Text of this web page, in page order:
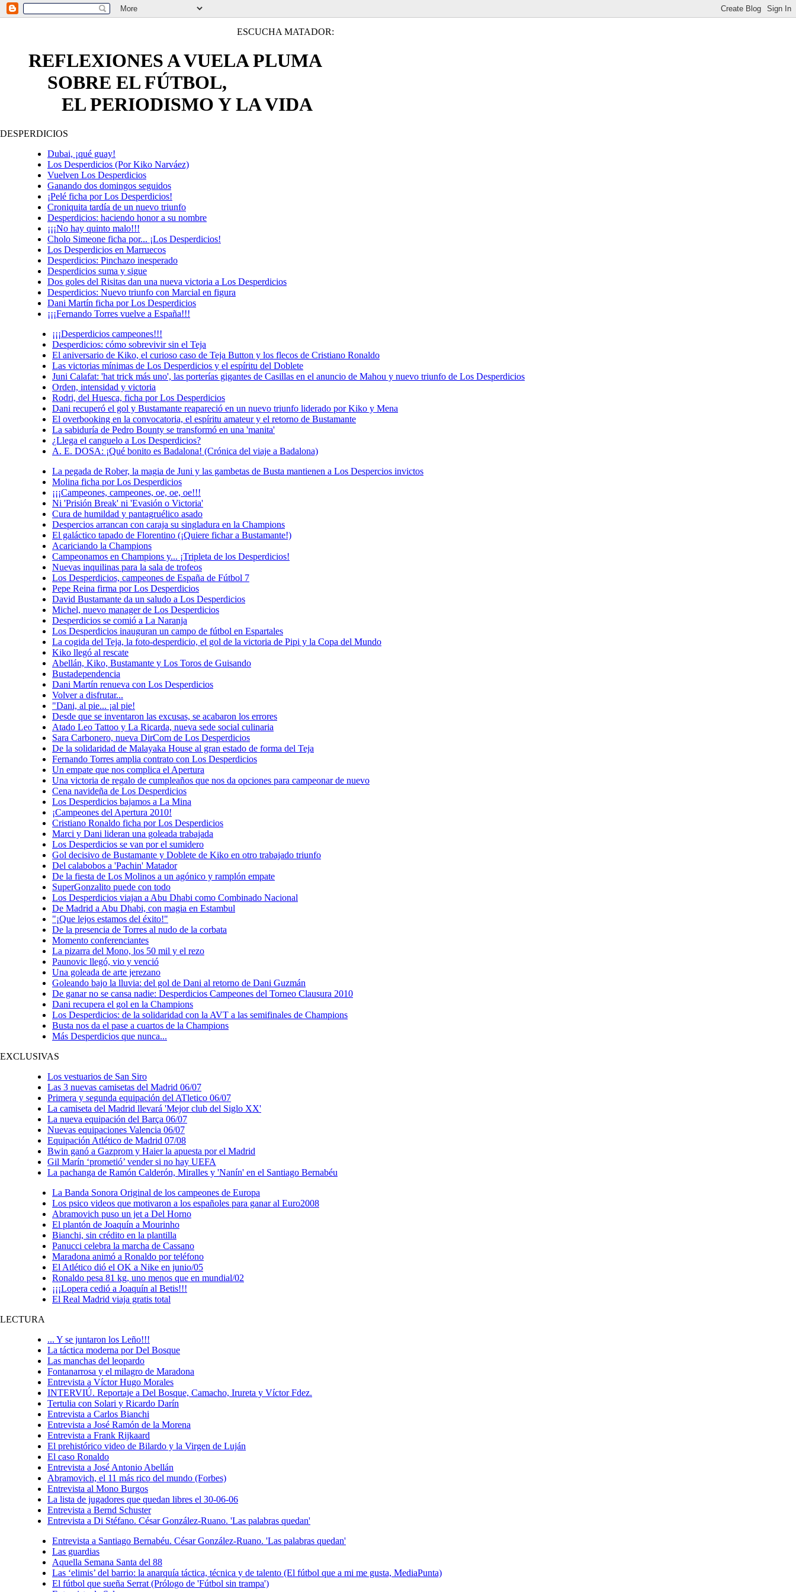
ESCUCHA MATADOR:
REFLEXIONES A VUELA PLUMA
SOBRE EL FÚTBOL,
EL PERIODISMO Y LA VIDA
DESPERDICIOS
Dubai, ¡qué guay!
Los Desperdicios (Por Kiko Narváez)
Vuelven Los Desperdicios
Ganando dos domingos seguidos
¡Pelé ficha por Los Desperdicios!
Croniquita tardía de un nuevo triunfo
Desperdicios: haciendo honor a su nombre
¡¡¡No hay quinto malo!!!
Cholo Simeone ficha por... ¡Los Desperdicios!
Los Desperdicios en Marruecos
Desperdicios: Pinchazo inesperado
Desperdicios suma y sigue
Dos goles del Risitas dan una nueva victoria a Los Desperdicios
Desperdicios: Nuevo triunfo con Marcial en figura
Dani Martín ficha por Los Desperdicios
¡¡¡Fernando Torres vuelve a España!!!
¡¡¡Desperdicios campeones!!!
Desperdicios: cómo sobrevivir sin el Teja
El aniversario de Kiko, el curioso caso de Teja Button y los flecos de Cristiano Ronaldo
Las victorias mínimas de Los Desperdicios y el espíritu del Doblete
Juni Calafat: 'hat trick más uno', las porterías gigantes de Casillas en el anuncio de Mahou y nuevo triunfo de Los Desperdicios
Orden, intensidad y victoria
Rodri, del Huesca, ficha por Los Desperdicios
Dani recuperó el gol y Bustamante reapareció en un nuevo triunfo liderado por Kiko y Mena
El overbooking en la convocatoria, el espíritu amateur y el retorno de Bustamante
La sabiduría de Pedro Bounty se transformó en una 'manita'
¿Llega el canguelo a Los Desperdicios?
A. E. DOSA: ¡Qué bonito es Badalona! (Crónica del viaje a Badalona)
La pegada de Rober, la magia de Juni y las gambetas de Busta mantienen a Los Despercios invictos
Molina ficha por Los Desperdicios
¡¡¡Campeones, campeones, oe, oe, oe!!!
Ni 'Prisión Break' ni 'Evasión o Victoria'
Cura de humildad y pantagruélico asado
Despercios arrancan con caraja su singladura en la Champions
El galáctico tapado de Florentino (¡Quiere fichar a Bustamante!)
Acariciando la Champions
Campeonamos en Champions y... ¡Tripleta de los Desperdicios!
Nuevas inquilinas para la sala de trofeos
Los Desperdicios, campeones de España de Fútbol 7
Pepe Reina firma por Los Desperdicios
David Bustamante da un saludo a Los Desperdicios
Michel, nuevo manager de Los Desperdicios
Desperdicios se comió a La Naranja
Los Desperdicios inauguran un campo de fútbol en Espartales
La cogida del Teja, la foto-desperdicio, el gol de la victoria de Pipi y la Copa del Mundo
Kiko llegó al rescate
Abellán, Kiko, Bustamante y Los Toros de Guisando
Bustadependencia
Dani Martín renueva con Los Desperdicios
Volver a disfrutar...
"Dani, al pie... ¡al pie!
Desde que se inventaron las excusas, se acabaron los errores
Atado Leo Tattoo y La Ricarda, nueva sede social culinaria
Sara Carbonero, nueva DirCom de Los Desperdicios
De la solidaridad de Malayaka House al gran estado de forma del Teja
Fernando Torres amplia contrato con Los Desperdicios
Un empate que nos complica el Apertura
Una victoria de regalo de cumpleaños que nos da opciones para campeonar de nuevo
Cena navideña de Los Desperdicios
Los Desperdicios bajamos a La Mina
¡Campeones del Apertura 2010!
Cristiano Ronaldo ficha por Los Desperdicios
Marci y Dani lideran una goleada trabajada
Los Desperdicios se van por el sumidero
Gol decisivo de Bustamante y Doblete de Kiko en otro trabajado triunfo
Del calabobos a 'Pachin' Matador
De la fiesta de Los Molinos a un agónico y ramplón empate
SuperGonzalito puede con todo
Los Desperdicios viajan a Abu Dhabi como Combinado Nacional
De Madrid a Abu Dhabi, con magia en Estambul
"¡Que lejos estamos del éxito!"
De la presencia de Torres al nudo de la corbata
Momento conferenciantes
La pizarra del Mono, los 50 mil y el rezo
Paunovic llegó, vio y venció
Una goleada de arte jerezano
Goleando bajo la lluvia: del gol de Dani al retorno de Dani Guzmán
De ganar no se cansa nadie: Desperdicios Campeones del Torneo Clausura 2010
Dani recupera el gol en la Champions
Los Desperdicios: de la solidaridad con la AVT a las semifinales de Champions
Busta nos da el pase a cuartos de la Champions
Más Desperdicios que nunca...
EXCLUSIVAS
Los vestuarios de San Siro
Las 3 nuevas camisetas del Madrid 06/07
Primera y segunda equipación del ATletico 06/07
La camiseta del Madrid llevará 'Mejor club del Siglo XX'
La nueva equipación del Barça 06/07
Nuevas equipaciones Valencia 06/07
Equipación Atlético de Madrid 07/08
Bwin ganó a Gazprom y Haier la apuesta por el Madrid
Gil Marín ‘prometió’ vender si no hay UEFA
La pachanga de Ramón Calderón, Miralles y 'Nanín' en el Santiago Bernabéu
La Banda Sonora Original de los campeones de Europa
Los psico videos que motivaron a los españoles para ganar al Euro2008
Abramovich puso un jet a Del Horno
El plantón de Joaquín a Mourinho
Bianchi, sin crédito en la plantilla
Panucci celebra la marcha de Cassano
Maradona animó a Ronaldo por teléfono
El Atlético dió el OK a Nike en junio/05
Ronaldo pesa 81 kg, uno menos que en mundial/02
¡¡¡Lopera cedió a Joaquín al Betis!!!
El Real Madrid viaja gratis total
LECTURA
... Y se juntaron los Leño!!!
La táctica moderna por Del Bosque
Las manchas del leopardo
Fontanarrosa y el milagro de Maradona
Entrevista a Víctor Hugo Morales
INTERVIÚ. Reportaje a Del Bosque, Camacho, Irureta y Víctor Fdez.
Tertulia con Solari y Ricardo Darín
Entrevista a Carlos Bianchi
Entrevista a José Ramón de la Morena
Entrevista a Frank Rijkaard
El prehistórico video de Bilardo y la Virgen de Luján
El caso Ronaldo
Entrevista a José Antonio Abellán
Abramovich, el 11 más rico del mundo (Forbes)
Entrevista al Mono Burgos
La lista de jugadores que quedan libres el 30-06-06
Entrevista a Bernd Schuster
Entrevista a Di Stéfano. César González-Ruano. 'Las palabras quedan'
Entrevista a Santiago Bernabéu. César González-Ruano. 'Las palabras quedan'
Las guardias
Aquella Semana Santa del 88
Las ‘elimis’ del barrio: la anarquía táctica, técnica y de talento (El fútbol que a mi me gusta, MediaPunta)
El fútbol que sueña Serrat (Prólogo de 'Fútbol sin trampa')